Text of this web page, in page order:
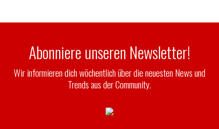
Abonniere unseren Newsletter!
Wir informieren dich wöchentlich über die neuesten News und
Trends aus der Community.